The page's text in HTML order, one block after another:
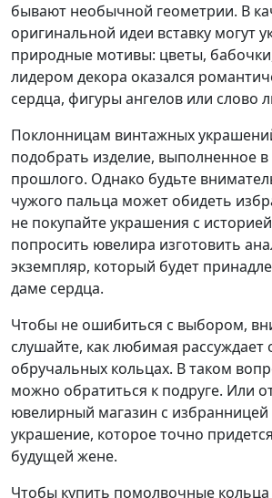
бывают необычной геометрии. В
оригинальной идеи вставку могут
природные мотивы: цветы,
лидером декора оказался
сердца, фигуры ангелов или слово
Поклонницам винтажных
подобрать изделие, выполненное в
прошлого. Однако будьте
чужого пальца может обидеть
не покупайте украшения с
попросить ювелира изготовить
экземпляр, который будет
даме сердца.
Чтобы не ошибиться с выбором,
слушайте, как любимая
обручальных кольцах. В таком
можно обратиться к подруге. Или
ювелирный магазин с
украшение, которое точно
будущей жене.
Чтобы купить помолвочные